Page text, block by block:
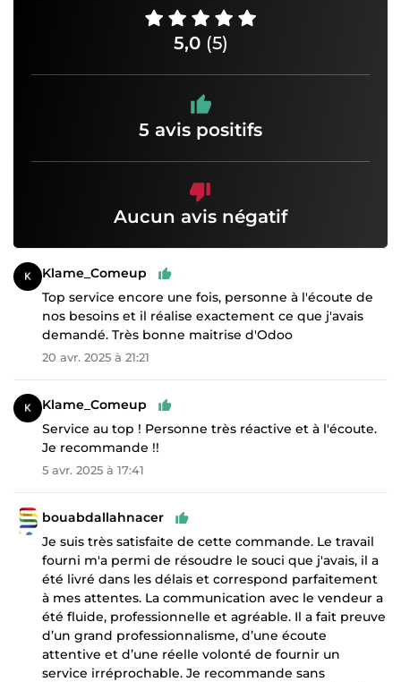
5,0 (5)
5 avis positifs
Aucun avis négatif
Klame_Comeup
Top service encore une fois, personne à l'écoute de
nos besoins et il réalise exactement ce que j'avais
demandé. Très bonne maitrise d'Odoo
20 avr. 2025 à 21:21
Klame_Comeup
Service au top ! Personne très réactive et à l'écoute.
Je recommande !!
5 avr. 2025 à 17:41
bouabdallahnacer
Je suis très satisfaite de cette commande. Le travail
fourni m'a permi de résoudre le souci que j'avais, il a
été livré dans les délais et correspond parfaitement
à mes attentes. La communication avec le vendeur a
été fluide, professionnelle et agréable. Il a fait preuve
d’un grand professionnalisme, d’une écoute
attentive et d’une réelle volonté de fournir un
service irréprochable. Je recommande sans